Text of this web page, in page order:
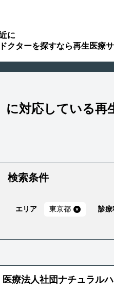
に
クターを探すなら再生医療
に対応している再
検索条件
エリア 東京都 診療
医療法人社団ナチュラル